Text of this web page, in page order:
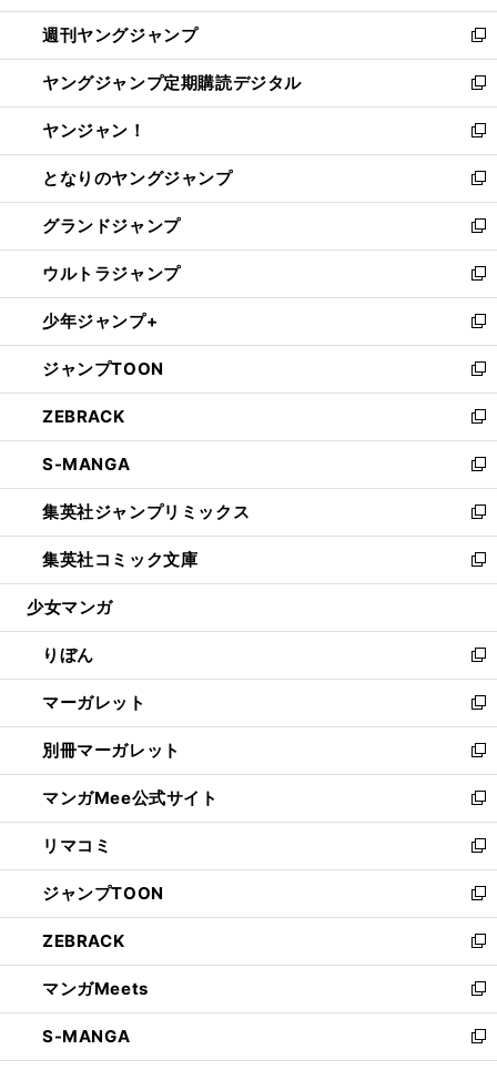
開
く
ウ
で
開
く
ン
ド
ウ
で
開
く
ウ
ィ
ン
ド
ウ
で
開
く
週刊ヤングジャンプ
新
し
い
ウ
ィ
ン
ド
ウ
で
開
く
ヤングジャンプ定期購読デジタル
新
し
い
ウ
ィ
ン
ド
ウ
で
開
く
ヤンジャン！
新
し
い
ウ
ィ
ン
ド
ウ
で
開
く
となりのヤングジャンプ
新
し
い
ウ
ィ
ン
ド
ウ
で
開
く
グランドジャンプ
新
し
い
ウ
ィ
ン
ド
ウ
で
開
く
ウルトラジャンプ
新
し
い
ウ
ィ
ン
ド
ウ
で
開
く
少年ジャンプ+
新
し
い
ウ
ィ
ン
ド
ウ
で
開
く
ジャンプTOON
新
し
い
ウ
ィ
ン
ド
ウ
で
開
ZEBRACK
新
し
い
ウ
ィ
ン
ド
ウ
開
く
S-MANGA
新
し
い
ウ
ィ
ン
ウ
で
開
く
集英社ジャンプリミックス
新
し
い
ウ
ン
ド
ウ
で
開
く
集英社コミック文庫
新
し
ウ
ィ
ン
ド
ウ
で
開
く
少女マンガ
りぼん
新
し
い
ウ
ィ
ン
ド
ウ
で
開
く
マーガレット
新
し
い
ウ
ィ
ン
ド
ウ
で
開
く
別冊マーガレット
新
し
い
ウ
ィ
ン
ド
ウ
で
開
く
マンガMee公式サイト
新
し
い
ウ
ィ
ン
ド
ウ
で
開
く
リマコミ
新
し
い
ウ
ィ
ン
ド
ウ
で
開
ジャンプTOON
新
し
い
ウ
ィ
ン
ド
ウ
ZEBRACK
新
し
い
ウ
ィ
ン
マンガMeets
新
し
い
ウ
S-MANGA
新
し